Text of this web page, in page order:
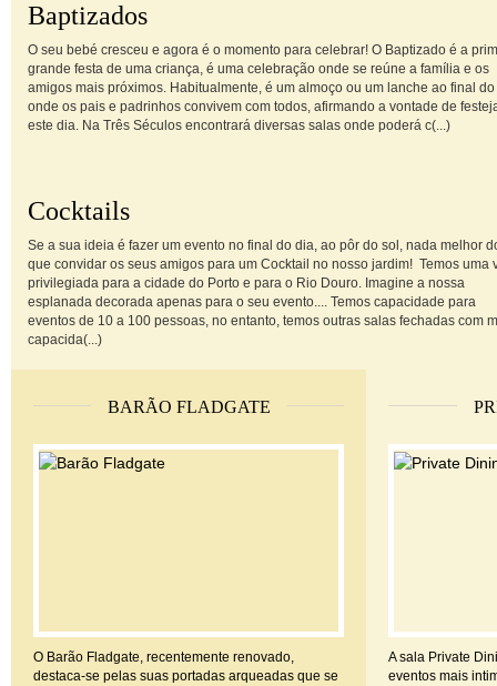
Baptizados
O seu bebé cresceu e agora é o momento para celebrar! O Baptizado é a
grande festa de uma criança, é uma celebração onde se reúne a família e os
amigos mais próximos. Habitualmente, é um almoço ou um lanche ao final
onde os pais e padrinhos convivem com todos, afirmando a vontade de
este dia. Na Três Séculos encontrará diversas salas onde poderá c(...)
Cocktails
Se a sua ideia é fazer um evento no final do dia, ao pôr do sol, nada melhor
que convidar os seus amigos para um Cocktail no nosso jardim! Temos uma
privilegiada para a cidade do Porto e para o Rio Douro. Imagine a nossa
esplanada decorada apenas para o seu evento.... Temos capacidade para
eventos de 10 a 100 pessoas, no entanto, temos outras salas fechadas com
capacida(...)
BARÃO FLADGATE
O Barão Fladgate, recentemente renovado,
destaca-se pelas suas portadas arqueadas que se
A sala Private
eventos mais